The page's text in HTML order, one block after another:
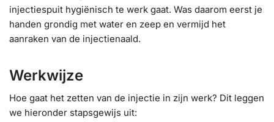
injectiespuit hygiënisch te werk gaat. Was daarom eerst je
handen grondig met water en zeep en vermijd het
aanraken van de injectienaald.
Werkwijze
Hoe gaat het zetten van de injectie in zijn werk? Dit leggen
we hieronder stapsgewijs uit: